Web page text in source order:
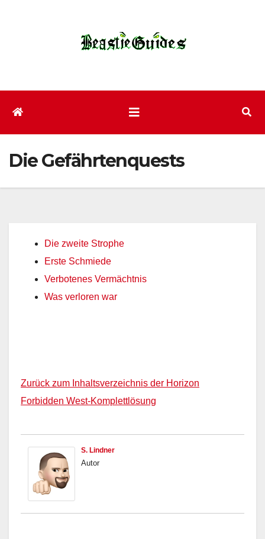
Die Gefährtenquests
Die zweite Strophe
Erste Schmiede
Verbotenes Vermächtnis
Was verloren war
Zurück zum Inhaltsverzeichnis der Horizon
Forbidden West-Komplettlösung
S. Lindner
Autor